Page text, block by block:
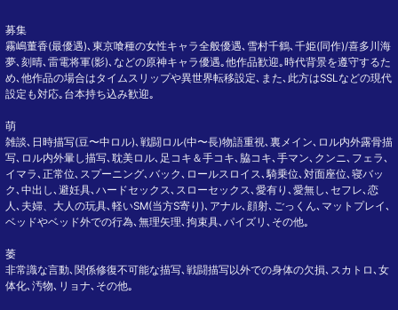
募集
霧嶋董香(最優遇)､東京喰種の女性キャラ全般優遇､雪村千鶴､千姫(同作)/喜多川海
夢､刻晴､雷電将軍(影)､などの原神キャラ優遇｡他作品歓迎｡時代背景を遵守するた
め､他作品の場合はタイムスリップや異世界転移設定､また､此方はSSLなどの現代
設定も対応｡台本持ち込み歓迎｡
萌
雑談､日時描写(豆〜中ロル)､戦闘ロル(中〜長)物語重視､裏メイン､ロル内外露骨描
写､ロル内外暈し描写､耽美ロル､足コキ＆手コキ､脇コキ､手マン､クンニ､フェラ､
イマラ､正常位､スプーニング､バック､ロールスロイス､騎乗位､対面座位､寝バッ
ク､中出し､避妊具､ハードセックス､スローセックス､愛有り､愛無し､セフレ､恋
人､夫婦、大人の玩具､軽いSM(当方S寄り)､アナル､顔射､ごっくん､マットプレイ､
ベッドやベッド外での行為､無理矢理､拘束具､パイズリ､その他｡
萎
非常識な言動､関係修復不可能な描写､戦闘描写以外での身体の欠損､スカトロ､女
体化､汚物､リョナ､その他｡